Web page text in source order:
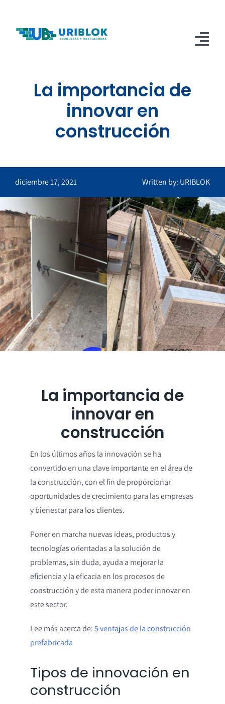
contenido
Contacto Tienda
PAGOS
La importancia de
innovar en
construcción
diciembre 17, 2021 Written by: URIBLOK
La importancia de
innovar en
construcción
En los últimos años la innovación se ha
convertido en una clave importante en el área de
la construcción, con el fin de proporcionar
oportunidades de crecimiento para las empresas
y bienestar para los clientes.
Poner en marcha nuevas ideas, productos y
tecnologías orientadas a la solución de
problemas, sin duda, ayuda a mejorar la
eficiencia y la eficacia en los procesos de
construcción y de esta manera poder innovar en
este sector.
Lee más acerca de:5 ventajas de la construcción
prefabricada
Tipos de innovación en
construcción